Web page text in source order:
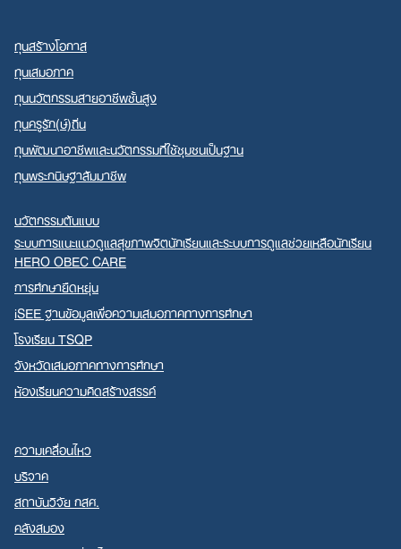
ทุนสร้างโอกาส
ทุนเสมอภาค
ทุนนวัตกรรมสายอาชีพชั้นสูง
ทุนครูรัก(ษ์)ถิ่น
ทุนพัฒนาอาชีพและนวัตกรรมที่ใช้ชุมชนเป็นฐาน
ทุนพระกนิษฐาสัมมาชีพ
นวัตกรรมต้นแบบ
ระบบการแนะแนวดูแลสุขภาพจิตนักเรียนและระบบการดูแลช่วยเหลือนักเรียน
HERO OBEC CARE
การศึกษายืดหยุ่น
iSEE ฐานข้อมูลเพื่อความเสมอภาคทางการศึกษา
โรงเรียน TSQP
จังหวัดเสมอภาคทางการศึกษา
ห้องเรียนความคิดสร้างสรรค์
ความเคลื่อนไหว
บริจาค
สถาบันวิจัย กสศ.
คลังสมอง